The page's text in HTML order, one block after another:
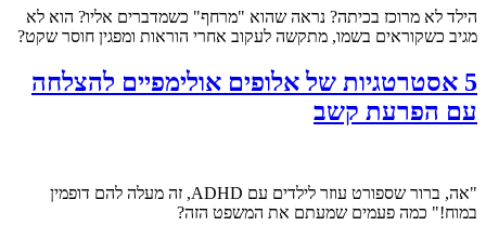
הילד לא מרוכז בכיתה? נראה שהוא "מרחף" כשמדברים אליו? הוא לא
מגיב כשקוראים בשמו, מתקשה לעקוב אחרי הוראות ומפגין חוסר שקט?
5 אסטרטגיות של אלופים אולימפיים להצלחה
עם הפרעת קשב
"אה, ברור שספורט עוזר לילדים עם ADHD, זה מעלה להם דופמין
במוח!" כמה פעמים שמעתם את המשפט הזה?